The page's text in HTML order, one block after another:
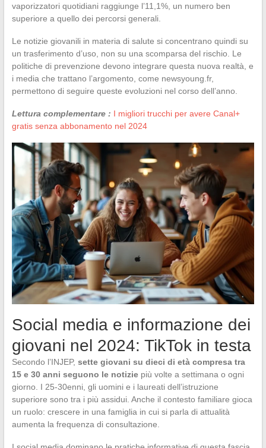
vaporizzatori quotidiani raggiunge l’11,1%, un numero ben
superiore a quello dei percorsi generali.
Le notizie giovanili in materia di salute si concentrano quindi su
un trasferimento d’uso, non su una scomparsa del rischio. Le
politiche di prevenzione devono integrare questa nuova realtà, e
i media che trattano l’argomento, come newsyoung.fr,
permettono di seguire queste evoluzioni nel corso dell’anno.
Lettura complementare : I migliori trucchi per avere Canal+
gratis senza abbonamento nel 2024
Social media e informazione dei
giovani nel 2024: TikTok in testa
Secondo l’INJEP, sette giovani su dieci di età compresa tra
15 e 30 anni seguono le notiziepiù volte a settimana o ogni
giorno. I 25-30enni, gli uomini e i laureati dell’istruzione
superiore sono tra i più assidui. Anche il contesto familiare gioca
un ruolo: crescere in una famiglia in cui si parla di attualità
aumenta la frequenza di consultazione.